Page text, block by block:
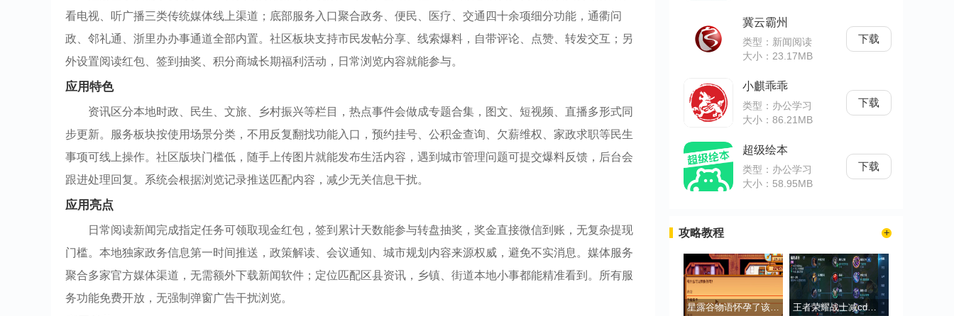
看电视、听广播三类传统媒体线上渠道；底部服务入口聚合政务、便民、医疗、交通四十余项细分功能，通衢问
政、邻礼通、浙里办办事通道全部内置。社区板块支持市民发帖分享、线索爆料，自带评论、点赞、转发交互；另
外设置阅读红包、签到抽奖、积分商城长期福利活动，日常浏览内容就能参与。
应用特色
资讯区分本地时政、民生、文旅、乡村振兴等栏目，热点事件会做成专题合集，图文、短视频、直播多形式同
步更新。服务板块按使用场景分类，不用反复翻找功能入口，预约挂号、公积金查询、欠薪维权、家政求职等民生
事项可线上操作。社区版块门槛低，随手上传图片就能发布生活内容，遇到城市管理问题可提交爆料反馈，后台会
跟进处理回复。系统会根据浏览记录推送匹配内容，减少无关信息干扰。
应用亮点
日常阅读新闻完成指定任务可领取现金红包，签到累计天数能参与转盘抽奖，奖金直接微信到账，无复杂提现
门槛。本地独家政务信息第一时间推送，政策解读、会议通知、城市规划内容来源权威，避免不实消息。媒体服务
聚合多家官方媒体渠道，无需额外下载新闻软件；定位匹配区县资讯，乡镇、街道本地小事都能精准看到。所有服
务功能免费开放，无强制弹窗广告干扰浏览。
冀云霸州
类型：新闻阅读
大小：23.17MB
下载
小麒乖乖
类型：办公学习
大小：86.21MB
下载
超级绘本
类型：办公学习
大小：58.95MB
下载
攻略教程
星露谷物语怀孕了该怎么办 王者荣耀战士减cd出装有哪些